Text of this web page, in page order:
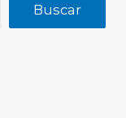
Buscar